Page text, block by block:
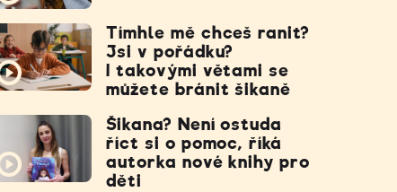
Tímhle mě chceš ranit?
Jsi v pořádku?
I takovými větami se
můžete bránit šikaně
Šikana? Není ostuda
říct si o pomoc, říká
autorka nové knihy pro
děti